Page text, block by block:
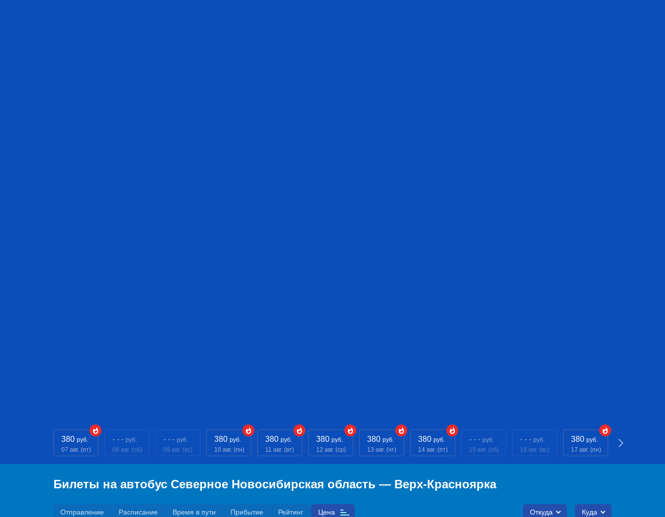
380 руб.
07 авг. (пт)
- - - руб.
08 авг. (сб)
- - - руб.
09 авг. (вс)
380 руб.
10 авг. (пн)
380 руб.
11 авг. (вт)
380 руб.
12 авг. (ср)
380 руб.
13 авг. (чт)
380 руб.
14 авг. (пт)
- - - руб.
15 авг. (сб)
- - - руб.
16 авг. (вс)
380 руб.
17 авг. (пн)
Билеты на автобус Северное Новосибирская область — Верх-Красноярка
Отправление Расписание Время в пути Прибытие Рейтинг Цена Откуда Куда